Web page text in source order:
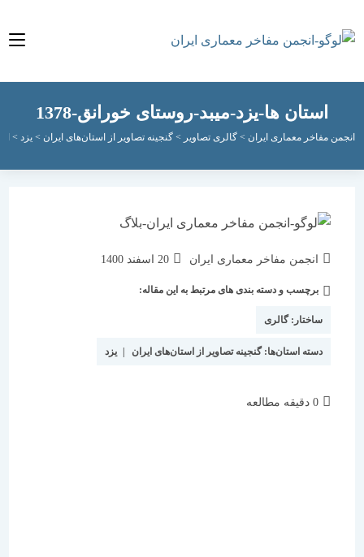
استان ها-یزد-میبد-روستای خورانق-1378
مفاخر معماری ایران > گالری تصاویر>گنجینه تصاویر از استان‌های ایران> یزد > استان ها-
انجمن مفاخر معماری ایران
نوشته
شده
20 اسفند 1400
برچسب و دسته بندی های مرتبط به این مقاله:
ساختار:گالری
دسته استان‌ها:گنجینه تصاویر از استان‌های ایران | یزد